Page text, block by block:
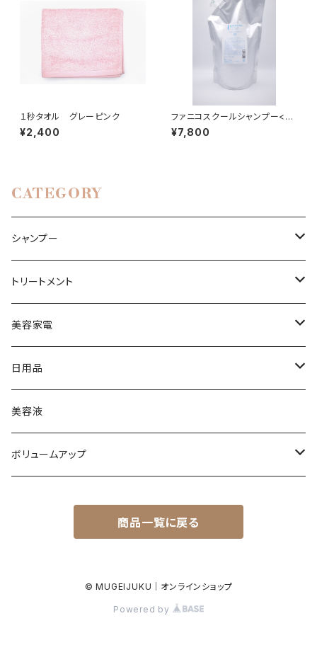
１秒タオル グレーピンク
¥2,400
ファニコスクールシャンプー<ヘ
アシャンプー>1,000ml
¥7,800
CATEGORY
シャンプー
ファニコス
ボリュームアップ
トリートメント
ファニコス
ボリュームアップ
美容家電
美顔器
ドライヤー
日用品
タオル
ファニコス
美容液
ボリュームアップ
商品一覧に戻る
© MUGEIJUKU｜オンラインショップ
Powered by